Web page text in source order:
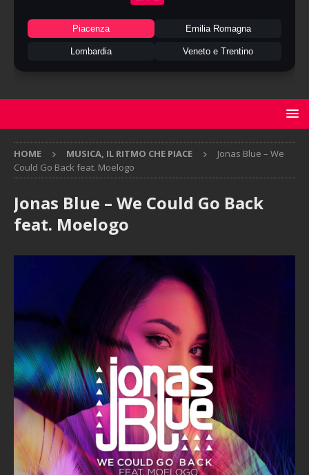
Piacenza Emilia Romagna
Lombardia Veneto e Trentino
HOME MUSICA, IL RITMO CHE PIACE
Jonas Blue – We
Could Go Back feat. Moelogo
Jonas Blue – We Could Go Back
feat. Moelogo